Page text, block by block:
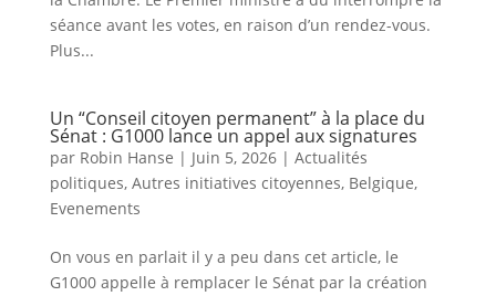
séance avant les votes, en raison d’un rendez-vous.
Plus...
Un “Conseil citoyen permanent” à la place du
Sénat : G1000 lance un appel aux signatures
par Robin Hanse | Juin 5, 2026| Actualités
politiques, Autres initiatives citoyennes, Belgique,
Evenements
On vous en parlait il y a peu dans cet article, le
G1000 appelle à remplacer le Sénat par la création